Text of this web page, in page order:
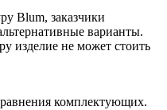
Blum, заказчики
варианты.
изделие не может стоить
комплектующих.